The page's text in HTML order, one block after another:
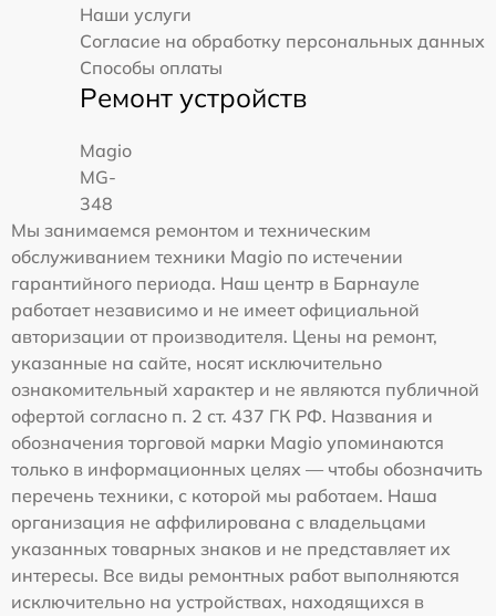
Наши услуги
Согласие на обработку персональных данных
Способы оплаты
Ремонт устройств
Magio
MG-
348
Мы занимаемся ремонтом и техническим
обслуживанием техники Magio по истечении
гарантийного периода. Наш центр в Барнауле
работает независимо и не имеет официальной
авторизации от производителя. Цены на ремонт,
указанные на сайте, носят исключительно
ознакомительный характер и не являются публичной
офертой согласно п. 2 ст. 437 ГК РФ. Названия и
обозначения торговой марки Magio упоминаются
только в информационных целях — чтобы обозначить
перечень техники, с которой мы работаем. Наша
организация не аффилирована с владельцами
указанных товарных знаков и не представляет их
интересы. Все виды ремонтных работ выполняются
исключительно на устройствах, находящихся в